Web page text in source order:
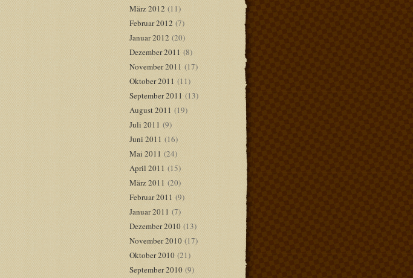
März 2012(11)
Februar 2012(7)
Januar 2012(20)
Dezember 2011(8)
November 2011(17)
Oktober 2011 (11)
September 2011(13)
August 2011 (19)
Juli 2011(9)
Juni 2011(16)
Mai 2011 (24)
April 2011 (15)
März 2011 (20)
Februar 2011 (9)
Januar 2011 (7)
Dezember 2010(13)
November 2010(17)
Oktober 2010(21)
September 2010(9)